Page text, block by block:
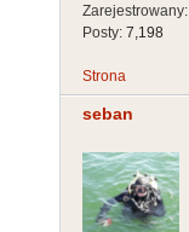
Zarejestrowany:
Posty: 7,198
Strona
seban